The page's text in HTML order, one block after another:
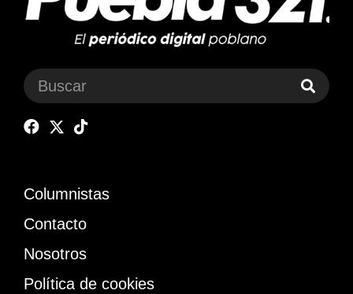
Columnistas
Contacto
Nosotros
Política de cookies